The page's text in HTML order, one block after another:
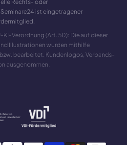
Rechts- oder
ist eingetragener
KI-Verordnung (Art. 50): Die auf dieser
Illustrationen wurden mithilfe
bearbeitet. Kundenlogos, Verbands-
ausgenommen.